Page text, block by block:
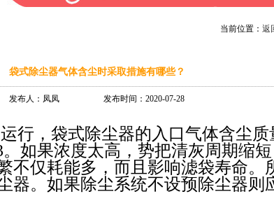
当前位置： 返
袋式除尘器气体含尘时采取措施有哪些？
发布人：凤凤 发布时间：2020-07-28
行，袋式除尘器的入口气体含尘质
如果浓度太高，势把清灰周期缩
不仅耗能多，而且影响滤袋寿命。
器。如果除尘系统不设预除尘器则